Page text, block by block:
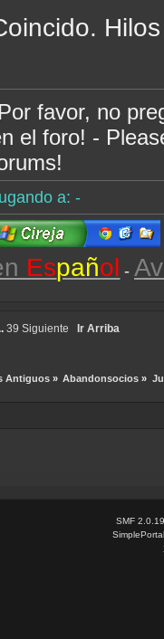
favor, no
el foro! -
a: -
Español -
39 Siguiente Ir Arriba
Antiguos» Abandonsocios »
SMF 2.0.19